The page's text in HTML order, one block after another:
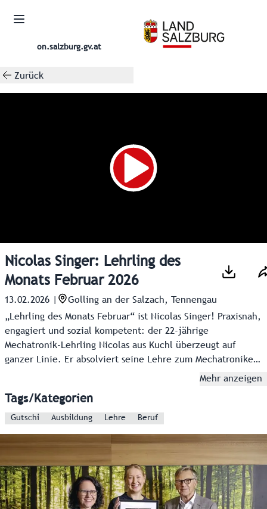
on.salzburg.gv.at
Zurück
Nicolas Singer: Lehrling des
Monats Februar 2026
13.02.2026
Golling an der Salzach, Tennengau
„Lehrling des Monats Februar“ ist Nicolas Singer! Praxisnah,
engagiert und sozial kompetent: der 22-jährige
Mechatronik-Lehrling Nicolas aus Kuchl überzeugt auf
ganzer Linie. Er absolviert seine Lehre zum Mechatroniker
mit Schwerpunkt Automatisierungstechnik und zusätzlicher
technology GmbH in Golling.
Mehr anzeigen
Tags/Kategorien
Gutschi Ausbildung Lehre Beruf